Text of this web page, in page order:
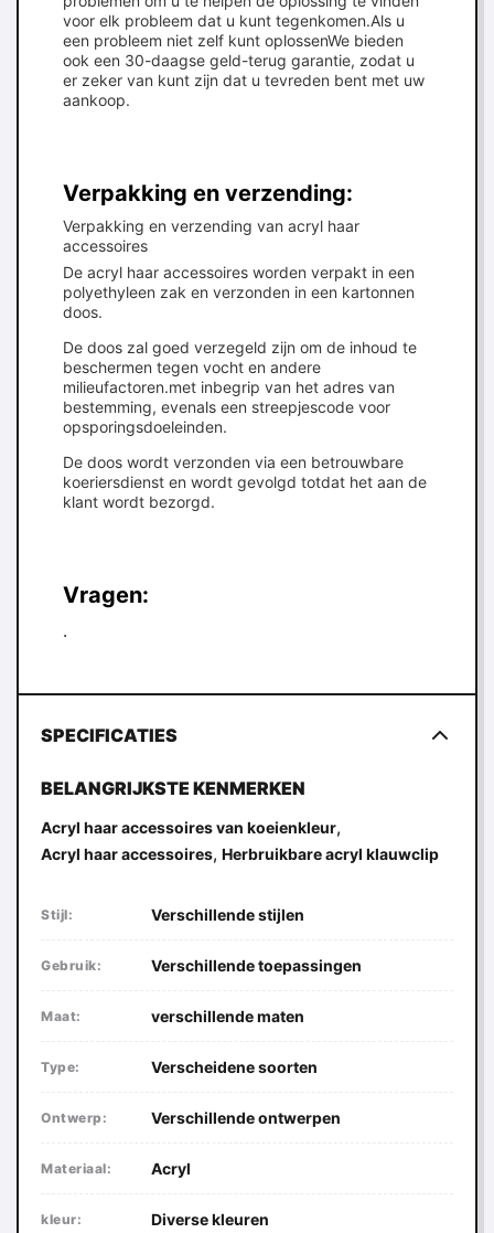
voor elk probleem dat u kunt tegenkomen.Als u
een probleem niet zelf kunt oplossenWe bieden
ook een 30-daagse geld-terug garantie, zodat u
er zeker van kunt zijn dat u tevreden bent met uw
aankoop.
Verpakking en verzending:
Verpakking en verzending van acryl haar
accessoires
De acryl haar accessoires worden verpakt in een
polyethyleen zak en verzonden in een kartonnen
doos.
De doos zal goed verzegeld zijn om de inhoud te
beschermen tegen vocht en andere
milieufactoren.met inbegrip van het adres van
bestemming, evenals een streepjescode voor
opsporingsdoeleinden.
De doos wordt verzonden via een betrouwbare
koeriersdienst en wordt gevolgd totdat het aan de
klant wordt bezorgd.
Vragen:
.
SPECIFICATIES
BELANGRIJKSTE KENMERKEN
Acryl haar accessoires van koeienkleur,
Acryl haar accessoires, Herbruikbare acryl klauwclip
Stijl: Verschillende stijlen
Gebruik: Verschillende toepassingen
Maat: verschillende maten
Type: Verscheidene soorten
Ontwerp: Verschillende ontwerpen
Materiaal: Acryl
kleur: Diverse kleuren